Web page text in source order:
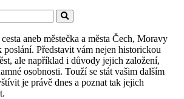
aneb městečka a města Čech, Moravy
Představit vám nejen historickou
ale například i důvody jejich založení,
osobnosti. Touží se stát vašim dalším
je právě dnes a poznat tak jejich